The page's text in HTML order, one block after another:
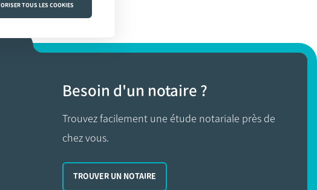
Besoin d'un notaire ?
Trouvez facilement une étude notariale près de
chez vous.
TROUVER UN NOTAIRE
TOUS LES COOKIES